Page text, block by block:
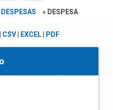
DESPESAS » DESPESA
CSV| EXCEL| PDF